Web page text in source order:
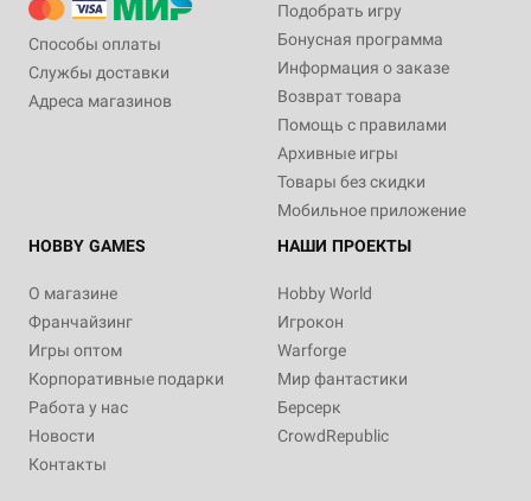
Способы оплаты
Службы доставки
Адреса магазинов
Подобрать игру
Бонусная программа
Информация о заказе
Возврат товара
Помощь с правилами
Архивные игры
Товары без скидки
Мобильное приложение
HOBBY GAMES
О магазине
Франчайзинг
Игры оптом
Корпоративные подарки
Работа у нас
Новости
Контакты
НАШИ ПРОЕКТЫ
Hobby World
Игрокон
Warforge
Мир фантастики
Берсерк
CrowdRepublic